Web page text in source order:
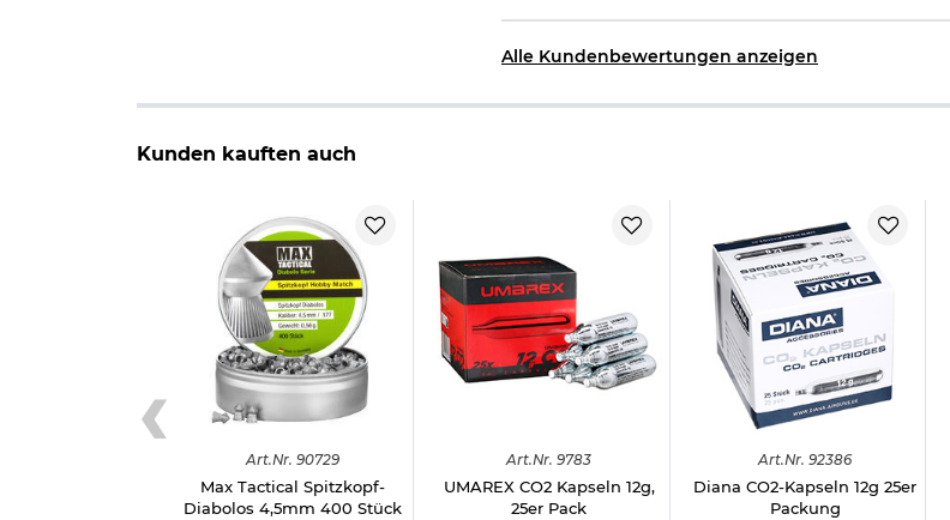
Alle Kundenbewertungen anzeigen
Kunden kauften auch
Art.Nr. 90729
Max Tactical Spitzkopf-
Diabolos 4,5mm 400 Stück
Art.Nr. 9783
UMAREX CO2 Kapseln 12g,
25er Pack
Art.Nr. 92386
Diana CO2-Kapseln 12g 25er
Packung